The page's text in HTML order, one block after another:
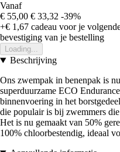
Vanaf
€ 55,00 € 33,32 -39%
+€ 1,67 cadeau voor je
bevestiging van je bestelling
Loading...
Beschrijving
Ons zwempak in benenpak is
superduurzame ECO
binnenvoering in het
die populair is bij zwemmers
Het is nu gemaakt van 50%
100% chloorbestendig, ideaal